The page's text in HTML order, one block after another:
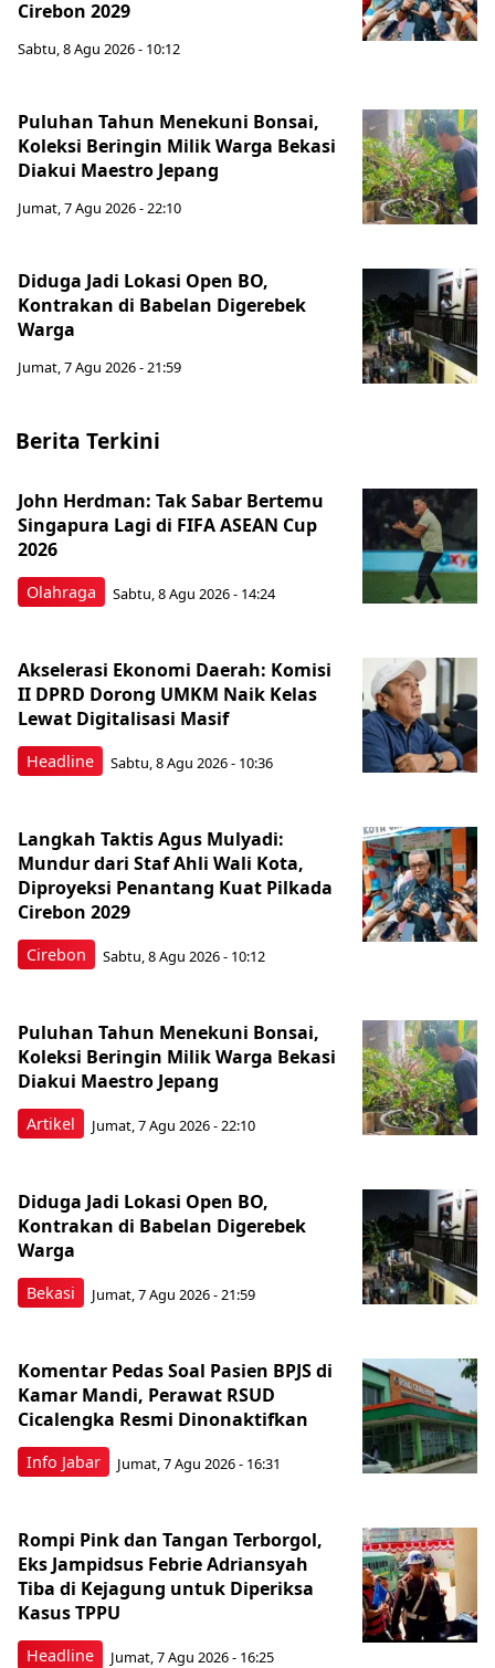
Cirebon 2029
Sabtu, 8 Agu 2026 - 10:12
Puluhan Tahun Menekuni Bonsai,
Koleksi Beringin Milik Warga Bekasi
Diakui Maestro Jepang
Jumat, 7 Agu 2026 - 22:10
Diduga Jadi Lokasi Open BO,
Kontrakan di Babelan Digerebek
Warga
Jumat, 7 Agu 2026 - 21:59
Berita Terkini
Olahraga
John Herdman: Tak Sabar Bertemu
Singapura Lagi di FIFA ASEAN Cup
2026
Sabtu, 8 Agu 2026 - 14:24
Headline
Akselerasi Ekonomi Daerah: Komisi
II DPRD Dorong UMKM Naik Kelas
Lewat Digitalisasi Masif
Sabtu, 8 Agu 2026 - 10:36
Cirebon
Langkah Taktis Agus Mulyadi:
Mundur dari Staf Ahli Wali Kota,
Diproyeksi Penantang Kuat Pilkada
Cirebon 2029
Sabtu, 8 Agu 2026 - 10:12
Artikel
Puluhan Tahun Menekuni Bonsai,
Koleksi Beringin Milik Warga Bekasi
Diakui Maestro Jepang
Jumat, 7 Agu 2026 - 22:10
Bekasi
Diduga Jadi Lokasi Open BO,
Kontrakan di Babelan Digerebek
Warga
Jumat, 7 Agu 2026 - 21:59
Info Jabar
Komentar Pedas Soal Pasien BPJS di
Kamar Mandi, Perawat RSUD
Cicalengka Resmi Dinonaktifkan
Jumat, 7 Agu 2026 - 16:31
Headline
Rompi Pink dan Tangan Terborgol,
Eks Jampidsus Febrie Adriansyah
Tiba di Kejagung untuk Diperiksa
Kasus TPPU
Jumat, 7 Agu 2026 - 16:25